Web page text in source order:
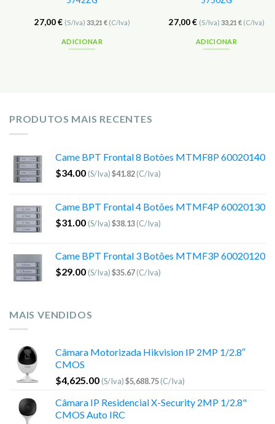
27,00€ (S/Iva) 33,21 €(C/Iva)
ADICIONAR
27,00€ (S/Iva) 33,21 €(C/Iva)
ADICIONAR
PRODUTOS MAIS RECENTES
Came BPT Frontal 8 Botões MTMF8P 60020140
$34.00 (S/Iva)$41.82(C/Iva)
Came BPT Frontal 4 Botões MTMF4P 60020130
$31.00 (S/Iva)$38.13(C/Iva)
Came BPT Frontal 3 Botões MTMF3P 60020120
$29.00 (S/Iva)$35.67(C/Iva)
MAIS VENDIDOS
Câmara Motorizada Hikvision IP 2MP 1/2.8″
CMOS
$4,625.00 (S/Iva)$5,688.75(C/Iva)
Câmara IP Residencial X-Security 2MP 1/2.8"
CMOS Auto IRC